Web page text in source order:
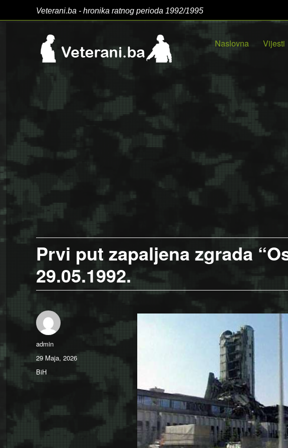
Veterani.ba - hronika ratnog perioda 1992/1995
Naslovna Vijesti
Prvi put zapaljena zgrada
29.05.1992.
Author
admin
Posted
on
29 Maja, 2026
Categories
BiH